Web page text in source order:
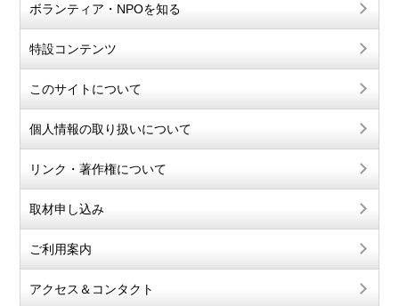
ボランティア・NPOを知る
特設コンテンツ
このサイトについて
個人情報の取り扱いについて
リンク・著作権について
取材申し込み
ご利用案内
アクセス＆コンタクト